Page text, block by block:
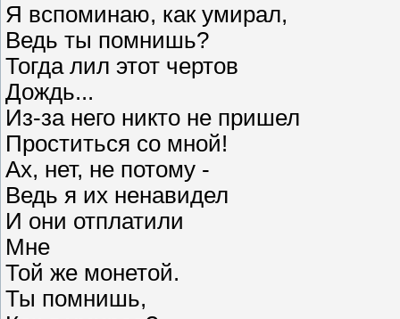
Я вспоминаю, как умирал,
Ведь ты помнишь?
Тогда лил этот чертов
Дождь...
Из-за него никто не пришел
Проститься со мной!
Ах, нет, не потому -
Ведь я их ненавидел
И они отплатили
Мне
Той же монетой.
Ты помнишь,